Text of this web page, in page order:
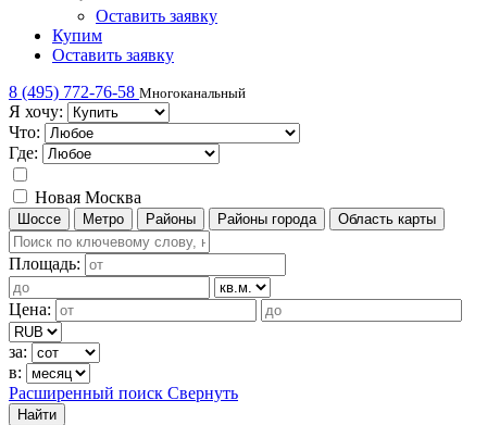
Оставить заявку
Купим
Оставить заявку
8 (495) 772-76-58 Многоканальный
Я хочу:
Что:
Где:
Новая Москва
Шоссе Метро Районы Районы города Область карты
Площадь:
Цена:
за:
в:
Расширенный поиск Свернуть
Найти